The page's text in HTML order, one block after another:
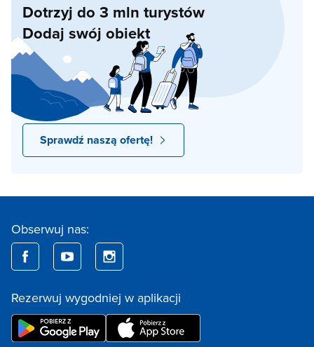
Dotrzyj do 3 mln turystów
Dodaj swój obiekt
Sprawdź naszą ofertę!
Obserwuj nas:
Rezerwuj wygodniej w aplikacji